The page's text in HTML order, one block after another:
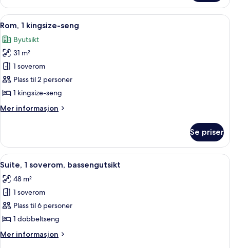
1
kingsize-
seng,
bassengutsikt
Åpne
alle
bildene
av
Rom,
1
kingsize-
Sengetøy av topp kvalitet, senger
10
Rom, 1 kingsize-seng
Byutsikt
31 m²
1 soverom
Plass til 2 personer
1 kingsize-seng
Mer informasjon
Mer
1
kingsize-
seng
Se priser
Åpne
alle
bildene
av
Suite,
1
soverom,
bassengutsikt
Sengetøy av topp kvalitet, senger
8
Suite, 1 soverom, bassengutsikt
48 m²
1 soverom
Plass til 6 personer
1 dobbeltseng
Mer informasjon
Mer